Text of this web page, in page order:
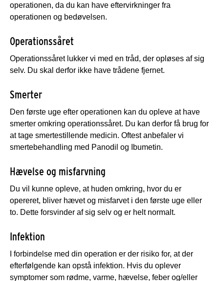
operationen, da du kan have eftervirkninger fra
operationen og bedøvelsen.
Operationssåret
Operationssåret lukker vi med en tråd, der opløses af sig
selv. Du skal derfor ikke have trådene fjernet.
Smerter
Den første uge efter operationen kan du opleve at have
smerter omkring operationssåret. Du kan derfor få brug for
at tage smertestillende medicin. Oftest anbefaler vi
smertebehandling med Panodil og Ibumetin.
Hævelse og misfarvning
Du vil kunne opleve, at huden omkring, hvor du er
opereret, bliver hævet og misfarvet i den første uge eller
to. Dette forsvinder af sig selv og er helt normalt.
Infektion
I forbindelse med din operation er der risiko for, at der
efterfølgende kan opstå infektion. Hvis du oplever
symptomer som rødme, varme, hævelse, feber og/eller